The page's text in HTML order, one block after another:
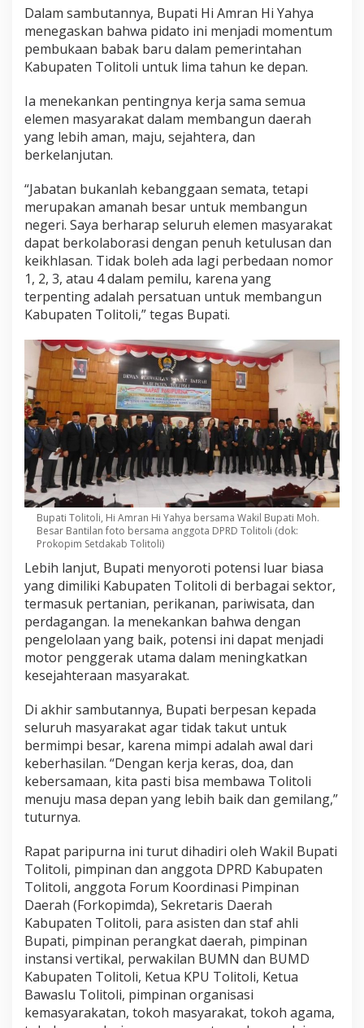
i
d
a
t
o
e
r
d
a
d
i
R
a
p
a
P
a
r
p
u
r
n
a
D
P
D
Dalam sambutannya, Bupati Hi Amran Hi Yahya
menegaskan bahwa pidato ini menjadi momentum
pembukaan babak baru dalam pemerintahan
Kabupaten Tolitoli untuk lima tahun ke depan.
Ia menekankan pentingnya kerja sama semua
elemen masyarakat dalam membangun daerah
yang lebih aman, maju, sejahtera, dan
berkelanjutan.
“Jabatan bukanlah kebanggaan semata, tetapi
merupakan amanah besar untuk membangun
negeri. Saya berharap seluruh elemen masyarakat
dapat berkolaborasi dengan penuh ketulusan dan
keikhlasan. Tidak boleh ada lagi perbedaan nomor
1, 2, 3, atau 4 dalam pemilu, karena yang
terpenting adalah persatuan untuk membangun
Kabupaten Tolitoli,” tegas Bupati.
Bupati Tolitoli, Hi Amran Hi Yahya bersama Wakil Bupati Moh.
Besar Bantilan foto bersama anggota DPRD Tolitoli (dok:
Prokopim Setdakab Tolitoli)
Lebih lanjut, Bupati menyoroti potensi luar biasa
yang dimiliki Kabupaten Tolitoli di berbagai sektor,
termasuk pertanian, perikanan, pariwisata, dan
perdagangan. Ia menekankan bahwa dengan
pengelolaan yang baik, potensi ini dapat menjadi
motor penggerak utama dalam meningkatkan
kesejahteraan masyarakat.
Di akhir sambutannya, Bupati berpesan kepada
seluruh masyarakat agar tidak takut untuk
bermimpi besar, karena mimpi adalah awal dari
keberhasilan. “Dengan kerja keras, doa, dan
kebersamaan, kita pasti bisa membawa Tolitoli
menuju masa depan yang lebih baik dan gemilang,”
tuturnya.
Rapat paripurna ini turut dihadiri oleh Wakil Bupati
Tolitoli, pimpinan dan anggota DPRD Kabupaten
Tolitoli, anggota Forum Koordinasi Pimpinan
Daerah (Forkopimda), Sekretaris Daerah
Kabupaten Tolitoli, para asisten dan staf ahli
Bupati, pimpinan perangkat daerah, pimpinan
instansi vertikal, perwakilan BUMN dan BUMD
Kabupaten Tolitoli, Ketua KPU Tolitoli, Ketua
Bawaslu Tolitoli, pimpinan organisasi
kemasyarakatan, tokoh masyarakat, tokoh agama,